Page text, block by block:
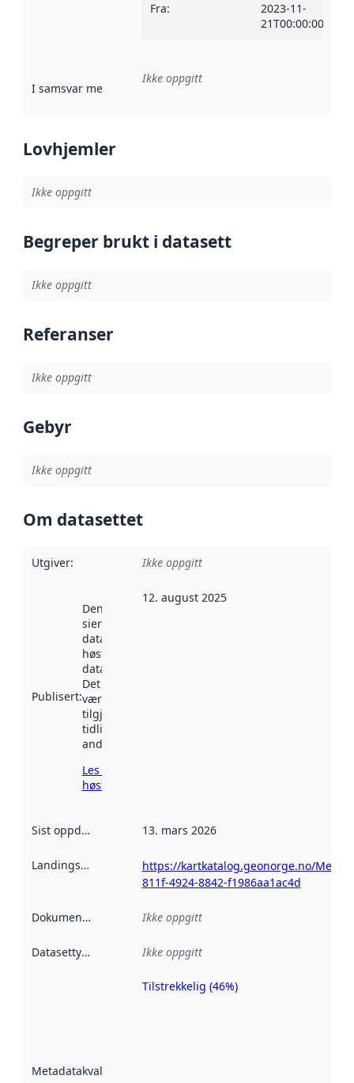
Fra:
2023-11-
21T00:00:00Z
I samsvar med Referanse til en implementasjonsregel
Ikke oppgitt
Lovhjemler
Ikke oppgitt
Begreper brukt i datasett
Ikke oppgitt
Referanser
Ikke oppgitt
Gebyr
Ikke oppgitt
Om datasettet
Utgiver: Ikke oppgitt
Publisert:
Denne datoen
sier når
datasettet ble
høstet av
data.norge.no.
Det kan ha
vært
tilgjengelig
tidligere
andre steder.
Les mer om
høsting her
12. august 2025
Sist oppdatert 13. mars 2026
Landingsside
https://kartkatalog.geonorge.no/
811f-4924-8842-f1986aa1ac4d
Dokumentasjon Ikke oppgitt
Datasettype Ikke oppgitt
Metadatakvalitet
Metadatakvalitet
Tilstrekkelig (46%)